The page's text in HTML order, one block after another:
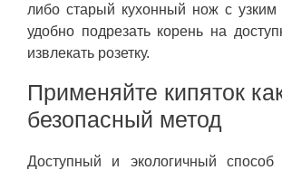
либо старый кухонный нож с
удобно подрезать корень на
извлекать розетку.
Применяйте кипяток
безопасный метод
Доступный и экологичный